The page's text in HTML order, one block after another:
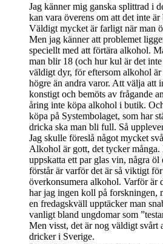
Jag känner mig ganska splittrad i
kan vara överens om att det inte
Väldigt mycket är farligt när man
Men jag känner att problemet
speciellt med att förtära alkohol.
man blir 18 (och hur kul är det
väldigt dyr, för eftersom alkohol är
högre än andra varor. Att välja att
konstigt och bemöts av frågande
åring inte köpa alkohol i butik.
köpa på Systembolaget, som har
dricka ska man bli full. Så
Jag skulle föreslå något mycket
Alkohol är gott, det tycker många.
uppskatta ett par glas vin, några
förstår är varför det är så viktigt för
överkonsumera alkohol. Varför är
har jag ingen koll på forskningen,
en fredagskväll upptäcker man
vanligt bland ungdomar som
Men visst, det är nog väldigt svårt
dricker i Sverige.